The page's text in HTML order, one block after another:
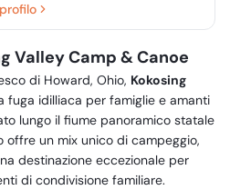
Valley Camp & Canoe
di Howard, Ohio, Kokosing
fuga idilliaca per famiglie e amanti
lungo il fiume panoramico statale
offre un mix unico di campeggio,
destinazione eccezionale per
di condivisione familiare.